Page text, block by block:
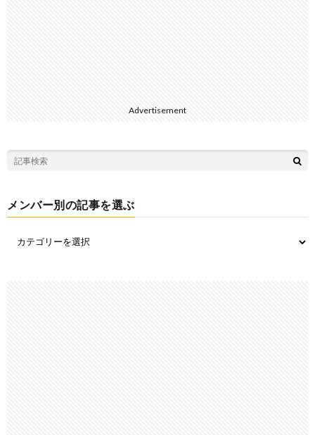
Advertisement
メンバー別の記事を選ぶ